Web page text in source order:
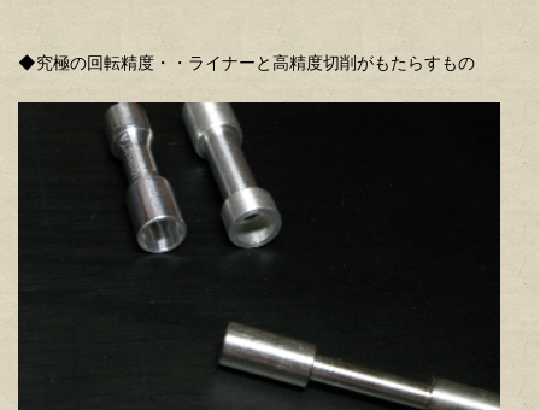
◆究極の回転精度・・ライナーと高精度切削がもたらすもの